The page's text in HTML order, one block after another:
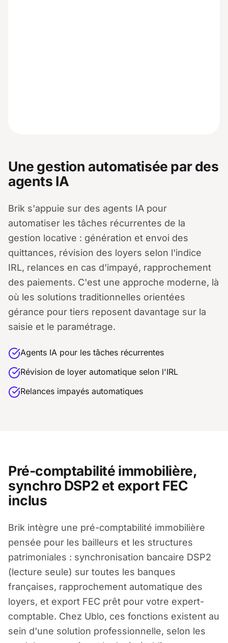
Une gestion automatisée par des
agents IA
Brik s'appuie sur des agents IA pour
automatiser les tâches récurrentes de la
gestion locative : génération et envoi des
quittances, révision des loyers selon l'indice
IRL, relances en cas d'impayé, rapprochement
des paiements. C'est une approche moderne, là
où les solutions traditionnelles orientées
gérance pour tiers reposent davantage sur la
saisie et le paramétrage.
Agents IA pour les tâches récurrentes
Révision de loyer automatique selon l'IRL
Relances impayés automatiques
Pré-comptabilité immobilière,
synchro DSP2 et export FEC
inclus
Brik intègre une pré-comptabilité immobilière
pensée pour les bailleurs et les structures
patrimoniales : synchronisation bancaire DSP2
(lecture seule) sur toutes les banques
françaises, rapprochement automatique des
loyers, et export FEC prêt pour votre expert-
comptable. Chez Ublo, ces fonctions existent au
sein d'une solution professionnelle, selon les